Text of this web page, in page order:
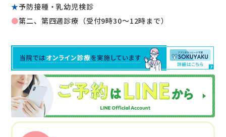
★予防接種・乳幼児検診
●第二、第四週診療（受付9時30～12時まで）